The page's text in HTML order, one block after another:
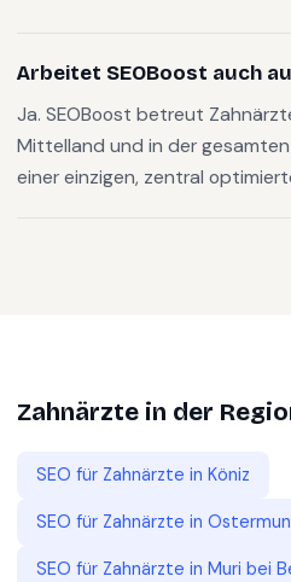
Arbeitet SEOBoost auch
Ja. SEOBoost betreut
Mittelland und in der
einer einzigen, zentral
Zahnärzte in der
SEO für Zahnärzte in Köniz
SEO für Zahnärzte in
SEO für Zahnärzte in Muri bei